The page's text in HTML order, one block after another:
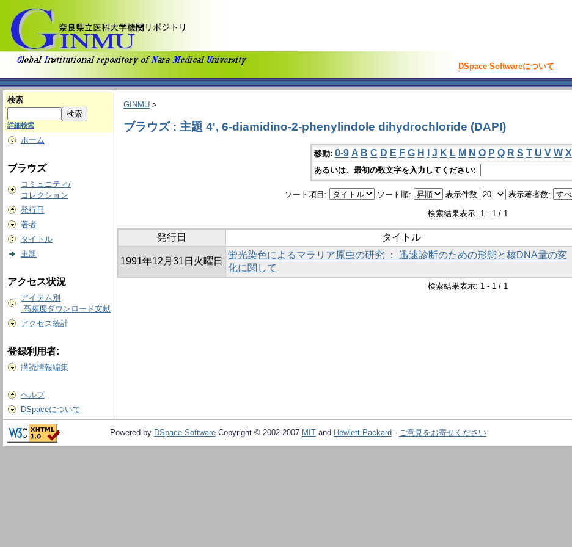
DSpace Softwareについて
検索
詳細検索
ホーム
ブラウズ
コミュニティ/
コレクション
発行日
著者
タイトル
主題
アクセス状況
アイテム別
高頻度ダウンロード文献
アクセス統計
登録利用者:
購読情報編集
ヘルプ
DSpaceについて
GINMU >
ブラウズ : 主題 4', 6-diamidino-2-phenylindole dihydrochloride (DAPI)
移動: 0-9 A B C D E F G H J K L M N O P Q R S T U V W X
あるいは、最初の数文字を入力してください:
ソート項目: ソート順: 表示件数 表示著者数:
検索結果表示: 1 - 1 / 1
発行日 タイトル
1991年12月31日火曜日
蛍光染色によるマラリア原虫の研究 ： 迅速診断のための形態と核DNA量の変
化に関して
検索結果表示: 1 - 1 / 1
Powered by DSpace Software Copyright © 2002-2007 MIT and Hewlett-Packard - ご意見をお寄せください